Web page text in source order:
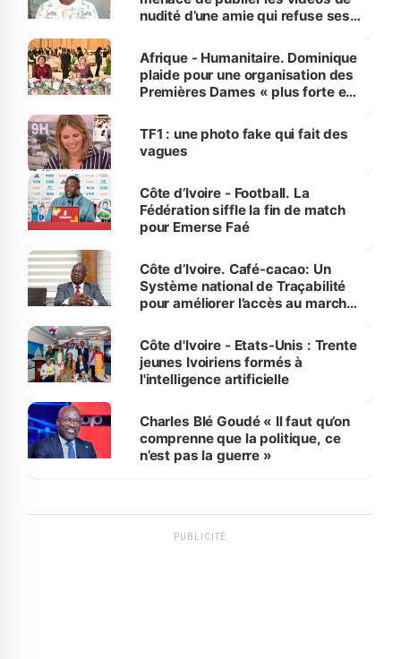
nudité d’une amie qui refuse ses
Afrique - Humanitaire. Dominique
plaide pour une organisation des
Premières Dames « plus forte et
sur la scène internationale »
TF1 : une photo fake qui fait des
vagues
Côte d’Ivoire - Football. La
Fédération siffle la fin de match
pour Emerse Faé
Côte d’Ivoire. Café-cacao: Un
Système national de Traçabilité
pour améliorer l’accès au marché
Côte d'Ivoire - Etats-Unis : Trente
jeunes Ivoiriens formés à
l'intelligence artificielle
Charles Blé Goudé « Il faut qu’on
comprenne que la politique, ce
n’est pas la guerre »
PUBLICITÉ